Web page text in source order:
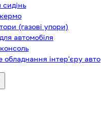
(газові упори)
автомобіля
обладнання інтер'єру авто